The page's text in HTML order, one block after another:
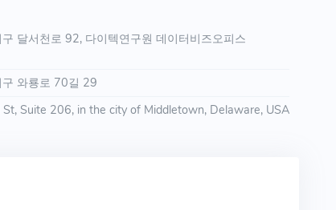
달서천로 92, 다이텍연구원 데이터비즈오피스
와룡로 70길 29
Suite 206, in the city of Middletown, Delaware, USA